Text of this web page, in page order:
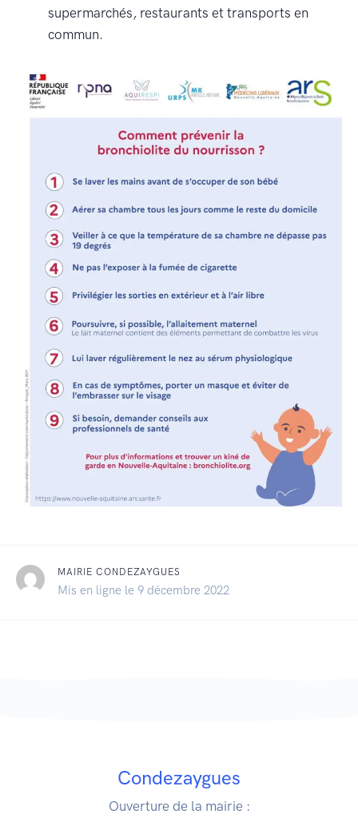
supermarchés, restaurants et transports en
commun.
MAIRIE CONDEZAYGUES
Mis en ligne le 9 décembre 2022
Condezaygues
Ouverture de la mairie :